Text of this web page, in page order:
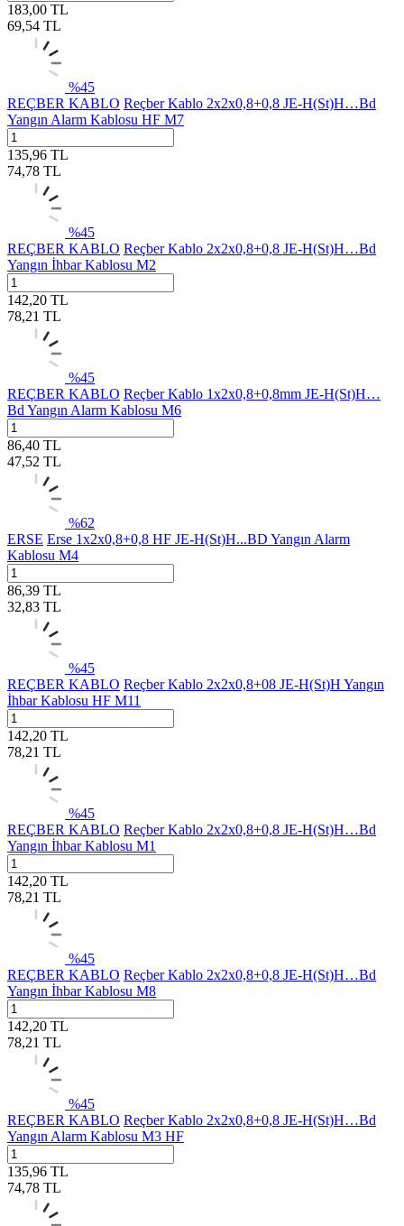
183,00 TL
69,54 TL
%45
REÇBER KABLO Reçber Kablo 2x2x0,8+0,8 JE-H(St)H…Bd
Yangın Alarm Kablosu HF M7
135,96 TL
74,78 TL
%45
REÇBER KABLO Reçber Kablo 2x2x0,8+0,8 JE-H(St)H…Bd
Yangın İhbar Kablosu M2
142,20 TL
78,21 TL
%45
REÇBER KABLO Reçber Kablo 1x2x0,8+0,8mm JE-H(St)H…
Bd Yangın Alarm Kablosu M6
86,40 TL
47,52 TL
%62
ERSE Erse 1x2x0,8+0,8 HF JE-H(St)H...BD Yangın Alarm
Kablosu M4
86,39 TL
32,83 TL
%45
REÇBER KABLO Reçber Kablo 2x2x0,8+08 JE-H(St)H Yangın
İhbar Kablosu HF M11
142,20 TL
78,21 TL
%45
REÇBER KABLO Reçber Kablo 2x2x0,8+0,8 JE-H(St)H…Bd
Yangın İhbar Kablosu M1
142,20 TL
78,21 TL
%45
REÇBER KABLO Reçber Kablo 2x2x0,8+0,8 JE-H(St)H…Bd
Yangın İhbar Kablosu M8
142,20 TL
78,21 TL
%45
REÇBER KABLO Reçber Kablo 2x2x0,8+0,8 JE-H(St)H…Bd
Yangın Alarm Kablosu M3 HF
135,96 TL
74,78 TL